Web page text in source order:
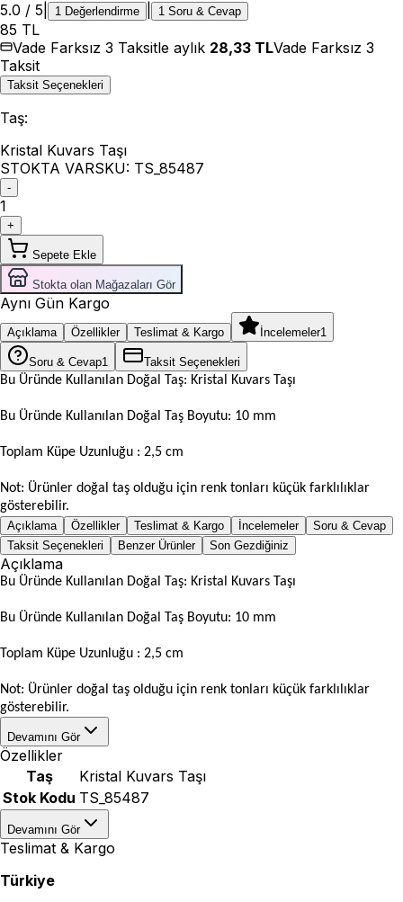
5.0 / 5 1 Değerlendirme 1 Soru & Cevap
85 TL
Vade Farksız 3 Taksitle aylık 28,33 TLVade Farksız 3
Taksit
Taksit Seçenekleri
Taş:
Kristal Kuvars Taşı
STOKTA VARSKU: TS_85487
-
1
+
Sepete Ekle
Stokta olan Mağazaları Gör
Aynı Gün Kargo
Açıklama Özellikler Teslimat & Kargo İncelemeler1
Soru & Cevap1 Taksit Seçenekleri
Bu Üründe Kullanılan Doğal Taş: Kristal Kuvars Taşı
Bu Üründe Kullanılan Doğal Taş Boyutu: 10 mm
Toplam Küpe Uzunluğu : 2,5 cm
Not: Ürünler doğal taş olduğu için renk tonları küçük farklılıklar
gösterebilir.
Açıklama Özellikler Teslimat & Kargo İncelemeler
Soru & Cevap
Taksit Seçenekleri
Benzer Ürünler Son Gezdiğiniz
Açıklama
Bu Üründe Kullanılan Doğal Taş: Kristal Kuvars Taşı
Bu Üründe Kullanılan Doğal Taş Boyutu: 10 mm
Toplam Küpe Uzunluğu : 2,5 cm
Not: Ürünler doğal taş olduğu için renk tonları küçük farklılıklar
gösterebilir.
Devamını Gör
Özellikler
Taş
Kristal Kuvars Taşı
Stok Kodu TS_85487
Devamını Gör
Teslimat & Kargo
Türkiye